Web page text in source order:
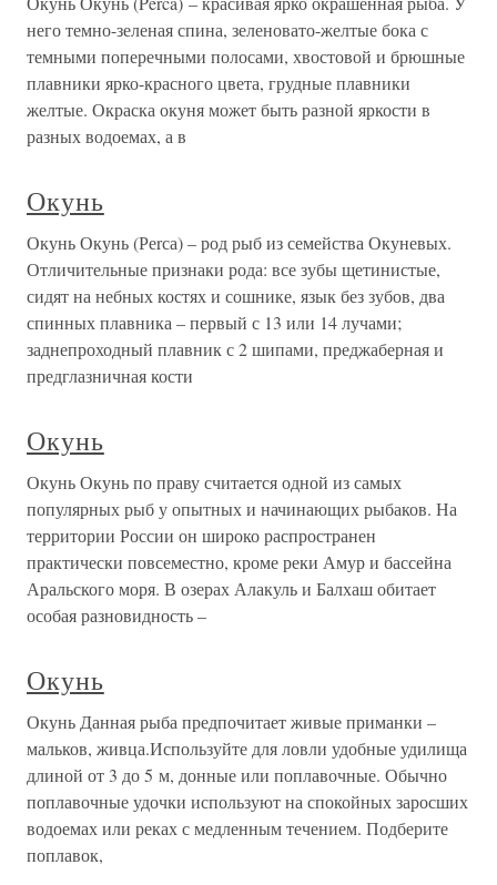
него темно-зеленая спина, зеленовато-желтые бока с
темными поперечными полосами, хвостовой и брюшные
плавники ярко-красного цвета, грудные плавники
желтые. Окраска окуня может быть разной яркости в
разных водоемах, а в
Окунь
Окунь Окунь (Реrса) – род рыб из семейства Окуневых.
Отличительные признаки рода: все зубы щетинистые,
сидят на небных костях и сошнике, язык без зубов, два
спинных плавника – первый с 13 или 14 лучами;
заднепроходный плавник с 2 шипами, преджаберная и
предглазничная кости
Окунь
Окунь Окунь по праву считается одной из самых
популярных рыб у опытных и начинающих рыбаков. На
территории России он широко распространен
практически повсеместно, кроме реки Амур и бассейна
Аральского моря. В озерах Алакуль и Балхаш обитает
особая разновидность –
Окунь
Окунь Данная рыба предпочитает живые приманки –
мальков, живца.Используйте для ловли удобные удилища
длиной от 3 до 5 м, донные или поплавочные. Обычно
поплавочные удочки используют на спокойных заросших
водоемах или реках с медленным течением. Подберите
поплавок,